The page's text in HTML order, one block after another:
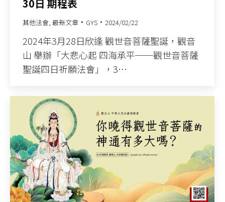
30日 期程表
其他法會 最新文章 GYS 2024/02/22
2024年3月28日欣逢 觀世音菩薩聖誕，觀音
山 舉辦「大悲心起 四海承平──觀世音菩薩
聖誕四日祈願法會」，3…